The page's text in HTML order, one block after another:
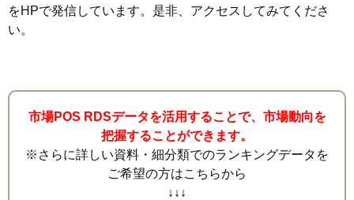
をHPで発信しています。是非、アクセスしてみてくださ
い。
市場POS RDSデータを活用することで、市場動向を
把握することができます。
※さらに詳しい資料・細分類でのランキングデータを
ご希望の方はこちらから
↓↓↓